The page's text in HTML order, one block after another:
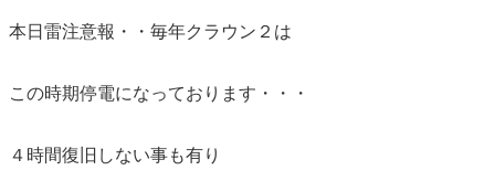
本日雷注意報・・毎年クラウン２は
この時期停電になっております・・・
４時間復旧しない事も有り